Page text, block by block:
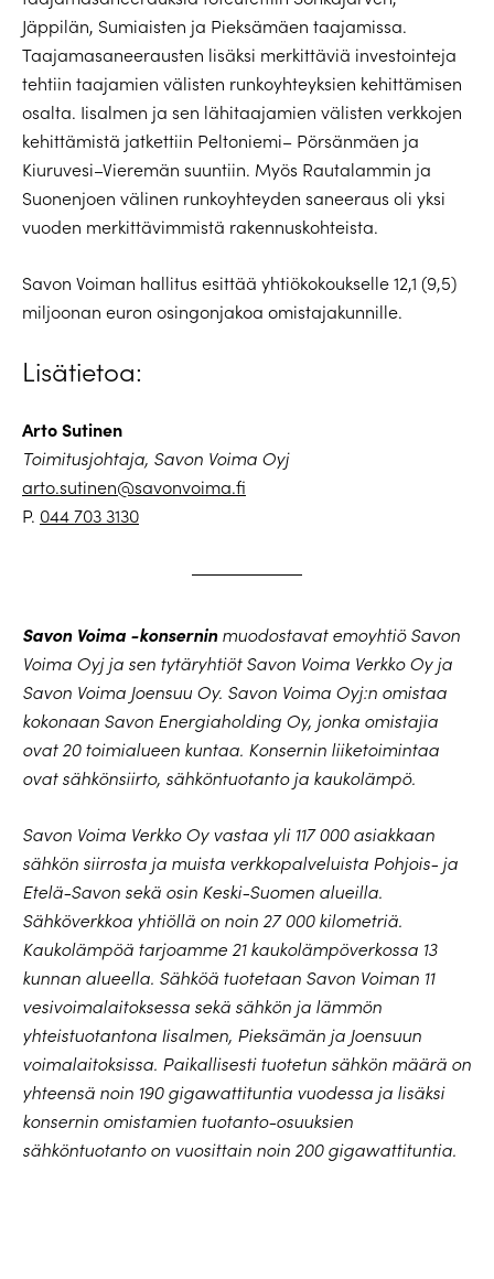
Jäppilän, Sumiaisten ja Pieksämäen taajamissa.
Taajamasaneerausten lisäksi merkittäviä investointeja
tehtiin taajamien välisten runkoyhteyksien kehittämisen
osalta. Iisalmen ja sen lähitaajamien välisten verkkojen
kehittämistä jatkettiin Peltoniemi– Pörsänmäen ja
Kiuruvesi–Vieremän suuntiin. Myös Rautalammin ja
Suonenjoen välinen runkoyhteyden saneeraus oli yksi
vuoden merkittävimmistä rakennuskohteista.
Savon Voiman hallitus esittää yhtiökokoukselle 12,1 (9,5)
miljoonan euron osingonjakoa omistajakunnille.
Lisätietoa:
Arto Sutinen
Toimitusjohtaja, Savon Voima Oyj
arto.sutinen@savonvoima.fi
P. 044 703 3130
Savon Voima -konserninmuodostavat emoyhtiö Savon
Voima Oyj ja sen tytäryhtiöt Savon Voima Verkko Oy ja
Savon Voima Joensuu Oy. Savon Voima Oyj:n omistaa
kokonaan Savon Energiaholding Oy, jonka omistajia
ovat 20 toimialueen kuntaa. Konsernin liiketoimintaa
ovat sähkönsiirto, sähköntuotanto ja kaukolämpö.
Savon Voima Verkko Oy vastaa yli 117 000 asiakkaan
sähkön siirrosta ja muista verkkopalveluista Pohjois- ja
Etelä-Savon sekä osin Keski-Suomen alueilla.
Sähköverkkoa yhtiöllä on noin 27 000 kilometriä.
Kaukolämpöä tarjoamme 21 kaukolämpöverkossa 13
kunnan alueella. Sähköä tuotetaan Savon Voiman 11
vesivoimalaitoksessa sekä sähkön ja lämmön
yhteistuotantona Iisalmen, Pieksämän ja Joensuun
voimalaitoksissa. Paikallisesti tuotetun sähkön määrä on
yhteensä noin 190 gigawattituntia vuodessa ja lisäksi
konsernin omistamien tuotanto-osuuksien
sähköntuotanto on vuosittain noin 200 gigawattituntia.